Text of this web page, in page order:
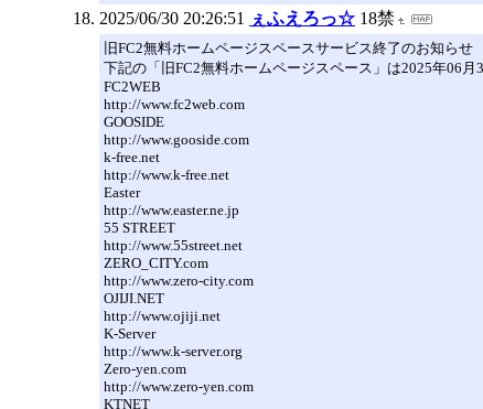
2025/06/30 20:26:51 ぇふえろっ☆ 18禁
旧FC2無料ホームページスペースサービス終了のお知らせ
下記の「旧FC2無料ホームページスペース」は2025年06
FC2WEB
http://www.fc2web.com
GOOSIDE
http://www.gooside.com
k-free.net
http://www.k-free.net
Easter
http://www.easter.ne.jp
55 STREET
http://www.55street.net
ZERO_CITY.com
http://www.zero-city.com
OJIJI.NET
http://www.ojiji.net
K-Server
http://www.k-server.org
Zero-yen.com
http://www.zero-yen.com
KTNET